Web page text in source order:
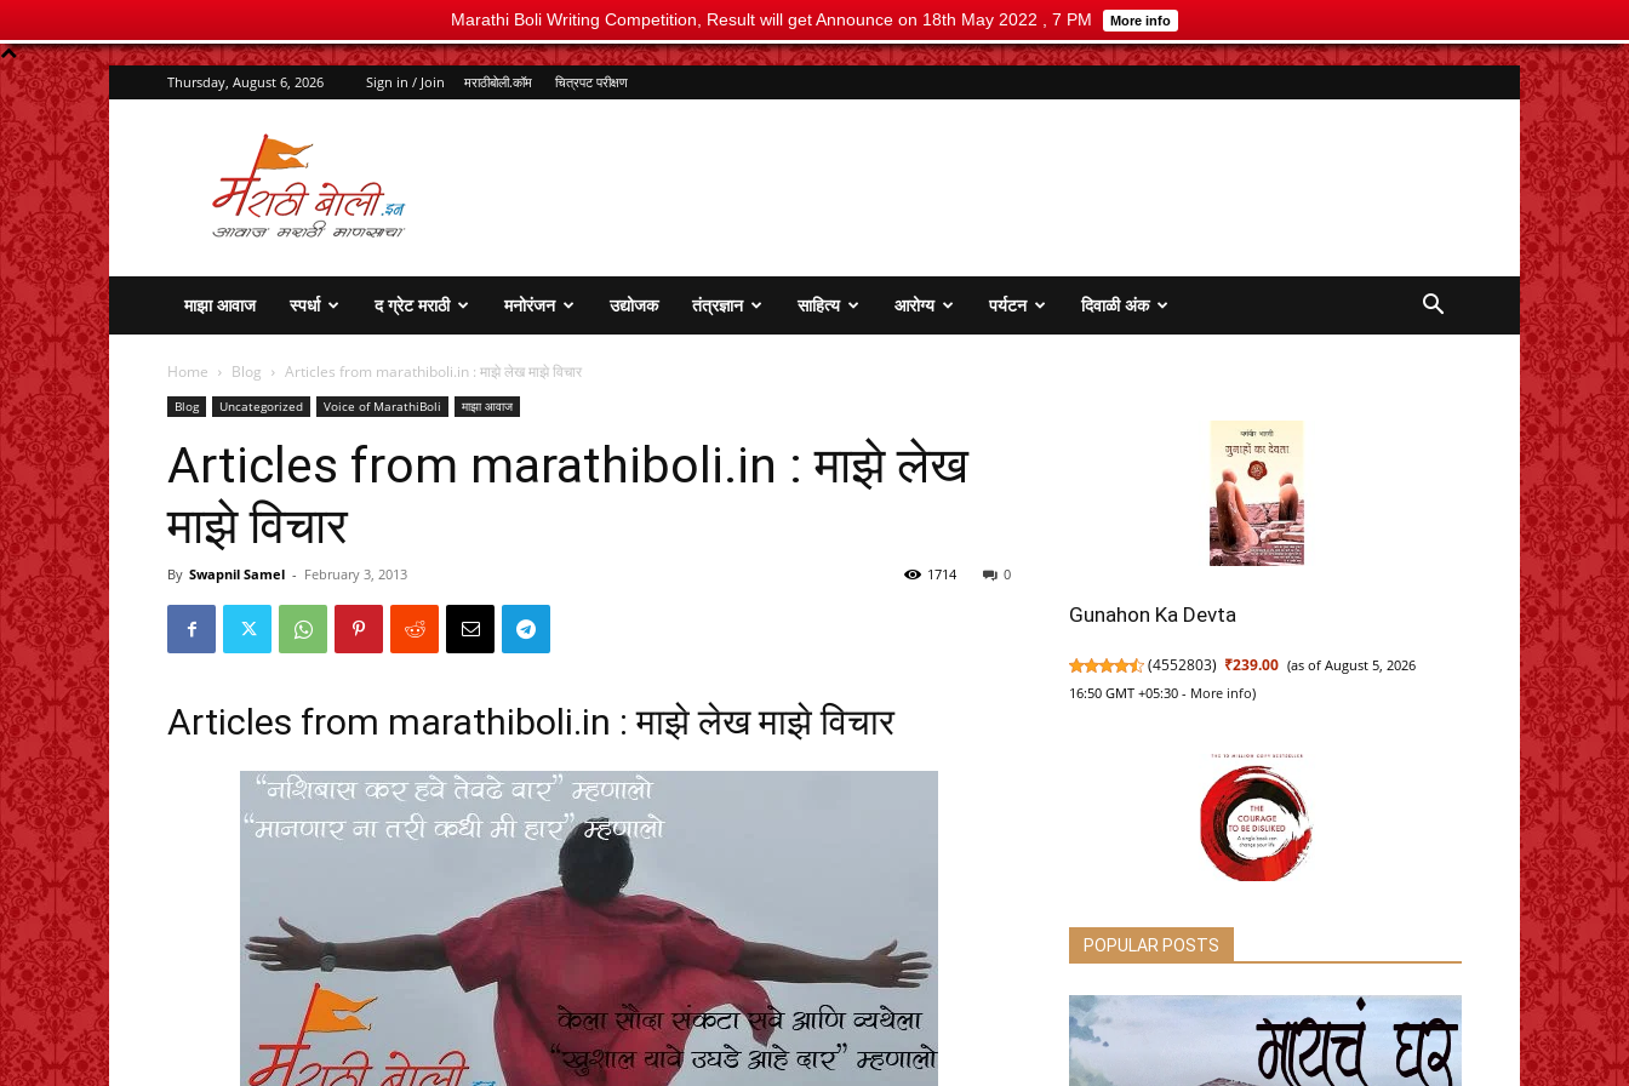
Marathi Boli Writing Competition, Result will get Announce on 18th May 2022 , 7 PM More info
Thursday, August 6, 2026 Sign in / Join मराठीबोली.कॉम चित्रपट परीक्षण
marathiboli.in
माझा आवाज स्पर्धा द ग्रेट मराठी मनोरंजन उद्योजक तंत्रज्ञान साहित्य आरोग्य पर्यटन दिवाळी अंक
Home Blog Articles from marathiboli.in : माझे लेख माझे विचार
Blog Uncategorized Voice of MarathiBoli माझा आवाज
Articles from marathiboli.in : माझे लेख
माझे विचार
By Swapnil Samel - February 3, 2013 0
1714
Articles from marathiboli.in : माझे लेख माझे विचार
Gunahon Ka Devta
(4552803) ₹239.00 (as of August 5, 2026
16:50 GMT +05:30 - More info)
Courage To Be Disliked, The: How to free
real happiness
₹345.00
(as of August 5, 2026
POPULAR POSTS